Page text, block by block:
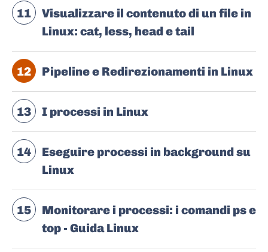
11
Visualizzare il contenuto di un file in
Linux: cat, less, head e tail
12 Pipeline e Redirezionamenti in Linux
13 I processi in Linux
14
Eseguire processi in background su
Linux
15
Monitorare i processi: i comandi ps e
top - Guida Linux